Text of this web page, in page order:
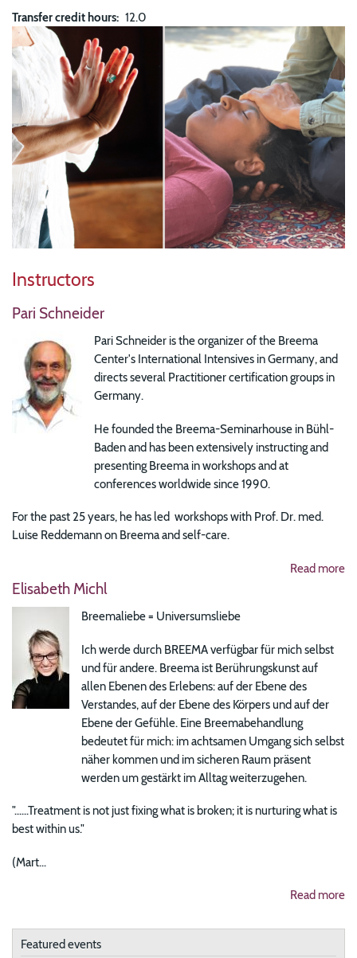
Transfer credit hours 12.0
Resources
Image
Instructors
Pari Schneider
Pari Schneider is the organizer of the Breema
Center's International Intensives in Germany, and
directs several Practitioner certification groups in
Germany.
He founded the Breema-Seminarhouse in Bühl-
Baden and has been extensively instructing and
presenting Breema in workshops and at
conferences worldwide since 1990.
For the past 25 years, he has led workshops with Prof. Dr. med.
Luise Reddemann on Breema and self-care.
Read more
Elisabeth Michl
Breemaliebe = Universumsliebe
Ich werde durch BREEMA verfügbar für mich selbst
und für andere. Breema ist Berührungskunst auf
allen Ebenen des Erlebens: auf der Ebene des
Verstandes, auf der Ebene des Körpers und auf der
Ebene der Gefühle. Eine Breemabehandlung
bedeutet für mich: im achtsamen Umgang sich selbst
näher kommen und im sicheren Raum präsent
werden um gestärkt im Alltag weiterzugehen.
"......Treatment is not just fixing what is broken; it is nurturing what is
best within us."
(Mart...
Read more
Featured events